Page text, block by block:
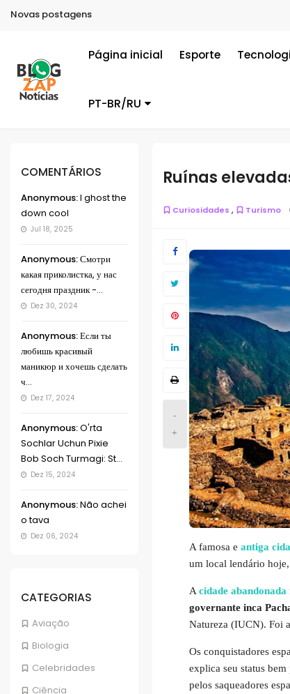
Novas postagens
Página inicial Esporte
PT-BR/RU
COMENTÁRIOS
Anonymous:I ghost the
down cool
Jul 18, 2025
Anonymous:Смотри
какая приколистка, у нас
сегодня праздник -...
Dez 30, 2024
Anonymous:Если ты
любишь красивый
маникюр и хочешь сделать
ч...
Dez 17, 2024
Anonymous:O'rta
Sochlar Uchun Pixie
Bob Soch Turmagi: St...
Dez 15, 2024
Anonymous:Não achei
o tava
Dez 06, 2024
CATEGORIAS
Aviação
Biologia
Celebridades
Ciência
Ruínas
Curiosidades , Turismo
-
+
A famosa e antiga
um local lendário hoje,
Acidade abandonada
governante inca
Natureza (IUCN). Foi
Os conquistadores
explica seu status
pelos saqueadores